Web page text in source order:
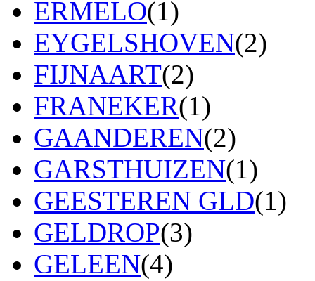
ERMELO(1)
EYGELSHOVEN(2)
FIJNAART(2)
FRANEKER(1)
GAANDEREN(2)
GARSTHUIZEN(1)
GEESTEREN GLD(1)
GELDROP(3)
GELEEN(4)